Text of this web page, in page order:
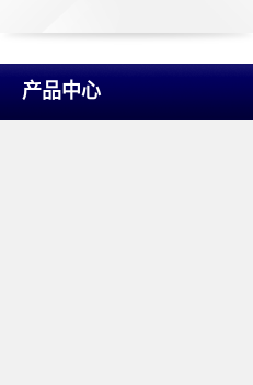
产品中心